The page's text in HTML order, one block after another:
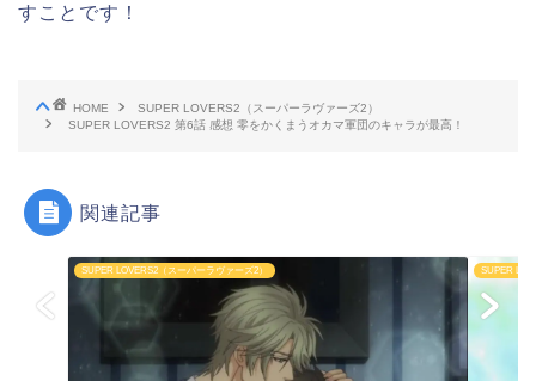
すことです！
HOME
SUPER LOVERS2（スーパーラヴァーズ2）
SUPER LOVERS2 第6話 感想 零をかくまうオカマ軍団のキャラが最高！
関連記事
SUPER LOVERS2（スーパーラヴァーズ2） SUPER